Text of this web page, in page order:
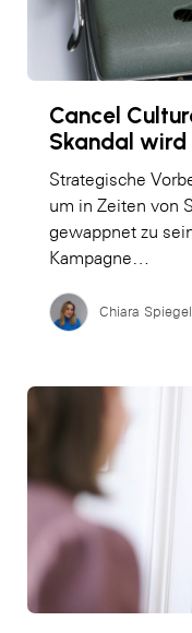
Cancel
Skandal wird
Strategische
um in Zeiten von
gewappnet zu
Kampagne…
Chiara Spiegel